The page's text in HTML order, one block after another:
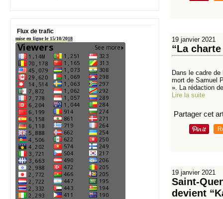
Flux de trafic
mise en ligne le 15/10/2018 19 janvier 2021
“La
Dans le cadre
mort de Samuel
». La rédaction
Lire la suite
Partager cet
19 janvier 2021
Saint-
devient